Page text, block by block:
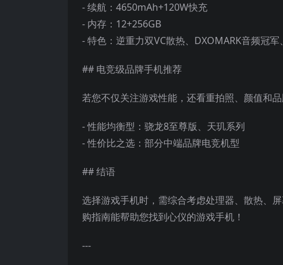
- 续航：4650mAh+120W快充
- 内存：12+256GB
- 特色：逆重力双VC散热、DXOMARK音频冠
## 电竞级品牌手机推荐
若您不仅关注游戏性能，还看重拍照、颜值和
- 性能均衡型：骁龙8至尊版、天玑系列
- 性价比之选：部分中端品牌电竞机型
## 结语
选择游戏手机时，需综合考虑处理器、散热、
购指南能帮助您找到心仪的游戏手机！
---